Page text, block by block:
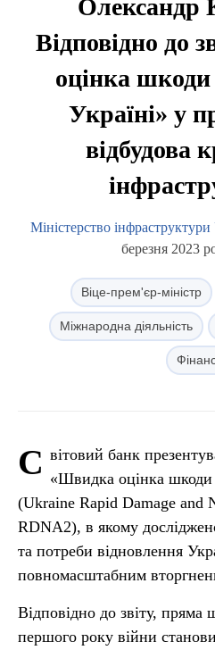
Олександр
Відповідно до
оцінка шкоди
Україні» у
відбудова
Міністерство інфраструктури
березня 2023
Віце-прем'єр-міністр
Міжнародна діяльність
С вітовий банк
«Швидка оцінка шкоди
(Ukraine Rapid Damage and
RDNA2), в якому
та потреби відновлення
повномасштабним
Відповідно до звіту, пряма
першого року війни